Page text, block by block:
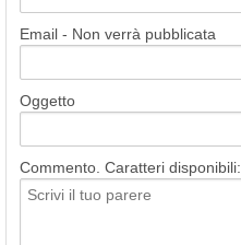
Email - Non verrà pubblicata
Oggetto
Commento. Caratteri disponibili: